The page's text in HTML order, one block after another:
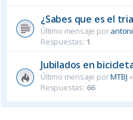
¿Sabes que es el
Último mensaje por
Respuestas: 1
Jubilados en
Último mensaje porMTBJ «
Respuestas: 66